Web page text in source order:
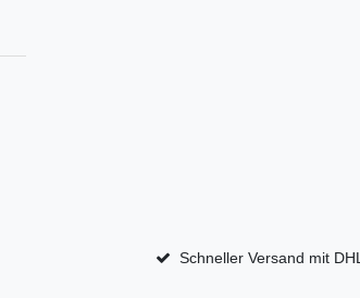
Schneller Versand mit DHL